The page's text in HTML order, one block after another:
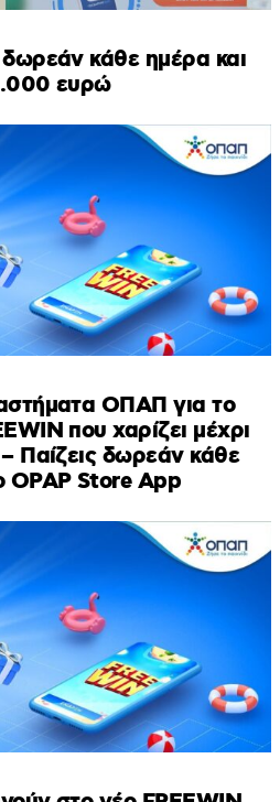
δωρεάν κάθε ημέρα και
ευρώ
ΟΠΑΠ για το
που χαρίζει μέχρι
Παίζεις δωρεάν κάθε
OPAP Store App